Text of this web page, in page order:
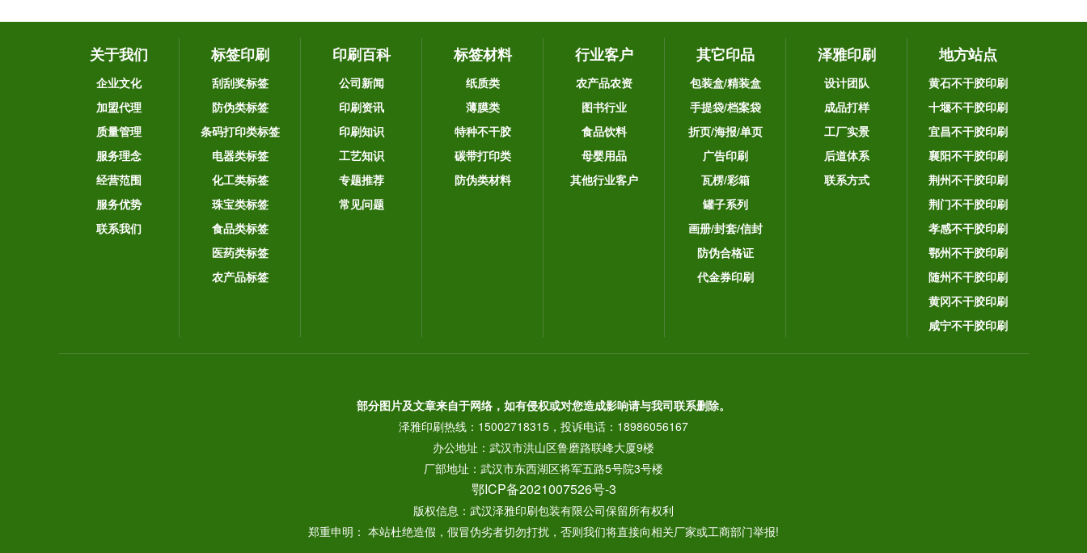
关于我们
企业文化
加盟代理
质量管理
服务理念
经营范围
服务优势
联系我们
标签印刷
刮刮奖标签
防伪类标签
条码打印类标签
电器类标签
化工类标签
珠宝类标签
食品类标签
医药类标签
农产品标签
印刷百科
公司新闻
印刷资讯
印刷知识
工艺知识
专题推荐
常见问题
标签材料
纸质类
薄膜类
特种不干胶
碳带打印类
防伪类材料
行业客户
农产品农资
图书行业
食品饮料
母婴用品
其他行业客户
其它印品
包装盒/精装盒
手提袋/档案袋
折页/海报/单页
广告印刷
瓦楞/彩箱
罐子系列
画册/封套/信封
防伪合格证
代金券印刷
泽雅印刷
设计团队
成品打样
工厂实景
后道体系
联系方式
地方站点
黄石不干胶印刷
十堰不干胶印刷
宜昌不干胶印刷
襄阳不干胶印刷
荆州不干胶印刷
荆门不干胶印刷
孝感不干胶印刷
鄂州不干胶印刷
随州不干胶印刷
黄冈不干胶印刷
咸宁不干胶印刷
部分图片及文章来自于网络，如有侵权或对您造成影响请与我司联系删除。
泽雅印刷热线：15002718315，投诉电话：18986056167
办公地址：武汉市洪山区鲁磨路联峰大厦9楼
厂部地址：武汉市东西湖区将军五路5号院3号楼
鄂ICP备2021007526号-3
版权信息：武汉泽雅印刷包装有限公司保留所有权利
郑重申明： 本站杜绝造假，假冒伪劣者切勿打扰，否则我们将直接向相关厂家或工商部门举报!